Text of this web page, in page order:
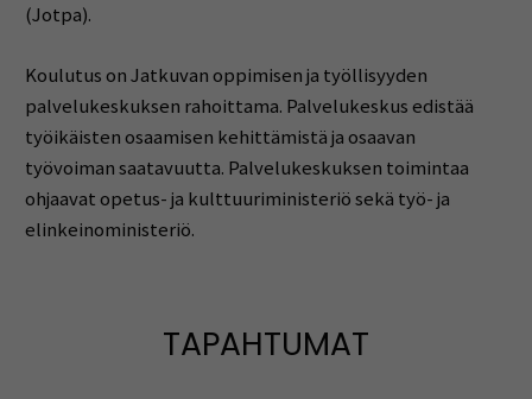
(Jotpa).
Koulutus on Jatkuvan oppimisen ja työllisyyden
palvelukeskuksen rahoittama. Palvelukeskus edistää
työikäisten osaamisen kehittämistä ja osaavan
työvoiman saatavuutta. Palvelukeskuksen toimintaa
ohjaavat opetus- ja kulttuuriministeriö sekä työ- ja
elinkeinoministeriö.
TAPAHTUMAT